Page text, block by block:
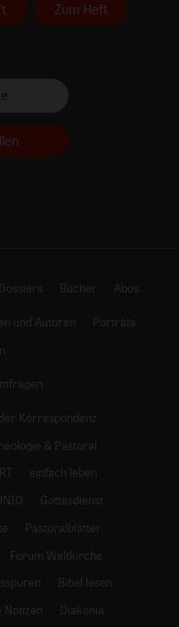
Zum Heft
Dossiers Bücher Abos
und Autoren
Porträts
Korrespondenz
& Pastoral
einfach leben
Gottesdienst
Pastoralblätter
Forum Weltkirche
Bibel lesen
Notizen
Diakonia